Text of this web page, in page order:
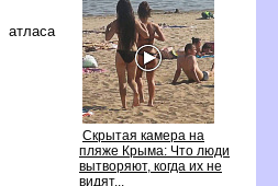
Скрытая камера на
пляже Крыма: Что люди
ытворяют, когда их не
идят...
атласа